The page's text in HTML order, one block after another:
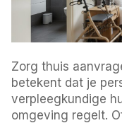
Zorg thuis
betekent dat je
verpleegkundige
omgeving regelt.